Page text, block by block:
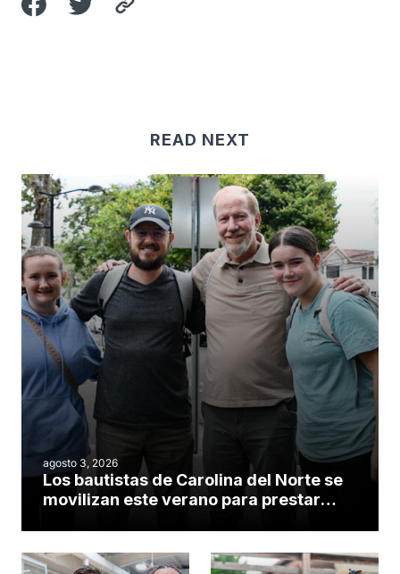
READ NEXT
agosto 3, 2026
Los bautistas de Carolina del Norte se
movilizan este verano para prestar